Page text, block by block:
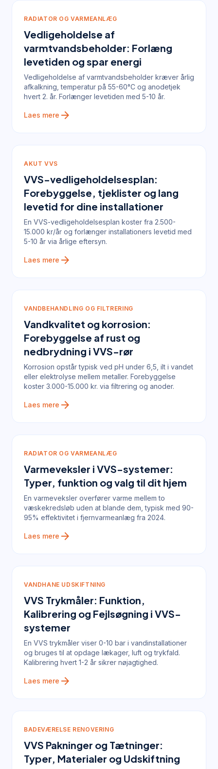
RADIATOR OG VARMEANLÆG
Vedligeholdelse af
varmtvandsbeholder: Forlæng
levetiden og spar energi
Vedligeholdelse af varmtvandsbeholder kræver årlig
afkalkning, temperatur på 55-60°C og anodetjek
hvert 2. år. Forlænger levetiden med 5-10 år.
Laes mere arrow_forward
AKUT VVS
VVS-vedligeholdelsesplan:
Forebyggelse, tjeklister og lang
levetid for dine installationer
En VVS-vedligeholdelsesplan koster fra 2.500-
15.000 kr/år og forlænger installationers levetid med
5-10 år via årlige eftersyn.
Laes mere arrow_forward
VANDBEHANDLING OG FILTRERING
Vandkvalitet og korrosion:
Forebyggelse af rust og
nedbrydning i VVS-rør
Korrosion opstår typisk ved pH under 6,5, ilt i vandet
eller elektrolyse mellem metaller. Forebyggelse
koster 3.000-15.000 kr. via filtrering og anoder.
Laes mere arrow_forward
RADIATOR OG VARMEANLÆG
Varmeveksler i VVS-systemer:
Typer, funktion og valg til dit hjem
En varmeveksler overfører varme mellem to
væskekredsløb uden at blande dem, typisk med 90-
95% effektivitet i fjernvarmeanlæg fra 2024.
Laes mere arrow_forward
VANDHANE UDSKIFTNING
VVS Trykmåler: Funktion,
Kalibrering og Fejlsøgning i VVS-
systemer
En VVS trykmåler viser 0-10 bar i vandinstallationer
og bruges til at opdage lækager, luft og trykfald.
Kalibrering hvert 1-2 år sikrer nøjagtighed.
Laes mere arrow_forward
BADEVÆRELSE RENOVERING
VVS Pakninger og Tætninger:
Typer, Materialer og Udskiftning